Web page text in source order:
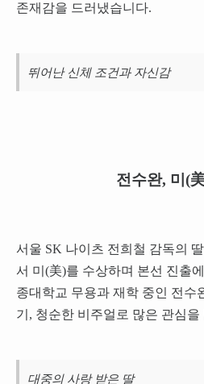
존재감을 드러냈습니다.
뛰어난 신체 조건과 자신감
전수완, 미(
서울 SK 나이츠 전희철 감독의
서 미(美)를 수상하며 본선 진출
종대학교 무용과 재학 중인 전수
기, 청순한 비주얼로 많은 관심을
대중의 사랑 받은 딸